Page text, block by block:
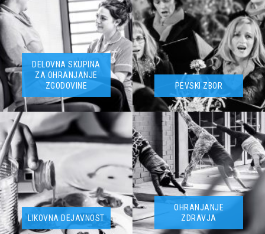
DELOVNA SKUPINA
ZA OHRANJANJE
ZGODOVINE
PEVSKI ZBOR
LIKOVNA DEJAVNOST
OHRANJANJE
ZDRAVJA